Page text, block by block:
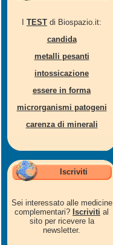
TEST di Biospazio.it:
candida
metalli pesanti
intossicazione
essere in forma
microrganismi patogeni
carenza di minerali
Iscriviti
Sei interessato alle medicine
complementari? Iscriviti al
sito per ricevere la
newsletter.